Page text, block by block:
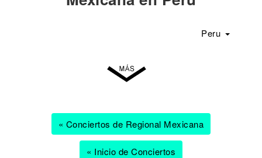
Peru
« Conciertos de Regional Mexicana
« Inicio de Conciertos